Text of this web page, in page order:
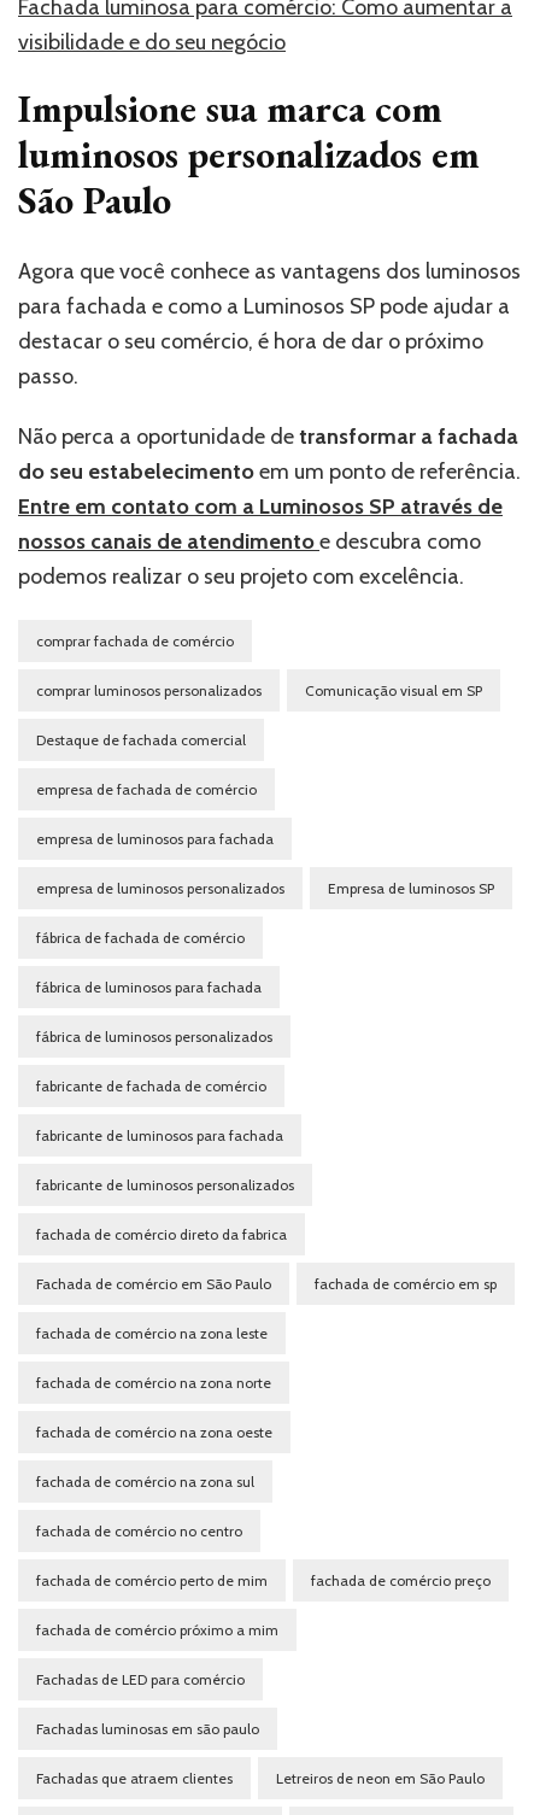
Fachada luminosa para comércio: Como aumentar a
visibilidade e do seu negócio
Impulsione sua marca com
luminosos personalizados em
São Paulo
Agora que você conhece as vantagens dos luminosos
para fachada e como a Luminosos SP pode ajudar a
destacar o seu comércio, é hora de dar o próximo
passo.
Não perca a oportunidade detransformar a fachada
do seu estabelecimentoem um ponto de referência.
Entre em contato com a Luminosos SP através de
nossos canais de atendimentoe descubra como
podemos realizar o seu projeto com excelência.
comprar fachada de comércio
comprar luminosos personalizados Comunicação visual em SP
Destaque de fachada comercial
empresa de fachada de comércio
empresa de luminosos para fachada
empresa de luminosos personalizados Empresa de luminosos SP
fábrica de fachada de comércio
fábrica de luminosos para fachada
fábrica de luminosos personalizados
fabricante de fachada de comércio
fabricante de luminosos para fachada
fabricante de luminosos personalizados
fachada de comércio direto da fabrica
Fachada de comércio em São Paulo fachada de comércio em sp
fachada de comércio na zona leste
fachada de comércio na zona norte
fachada de comércio na zona oeste
fachada de comércio na zona sul
fachada de comércio no centro
fachada de comércio perto de mim fachada de comércio preço
fachada de comércio próximo a mim
Fachadas de LED para comércio
Fachadas luminosas em são paulo
Fachadas que atraem clientes Letreiros de neon em São Paulo